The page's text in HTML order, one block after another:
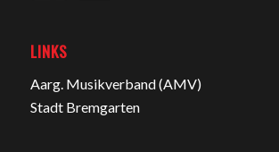
LINKS
Aarg. Musikverband (AMV)
Stadt Bremgarten